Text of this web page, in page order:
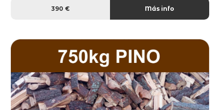
390 € Más info